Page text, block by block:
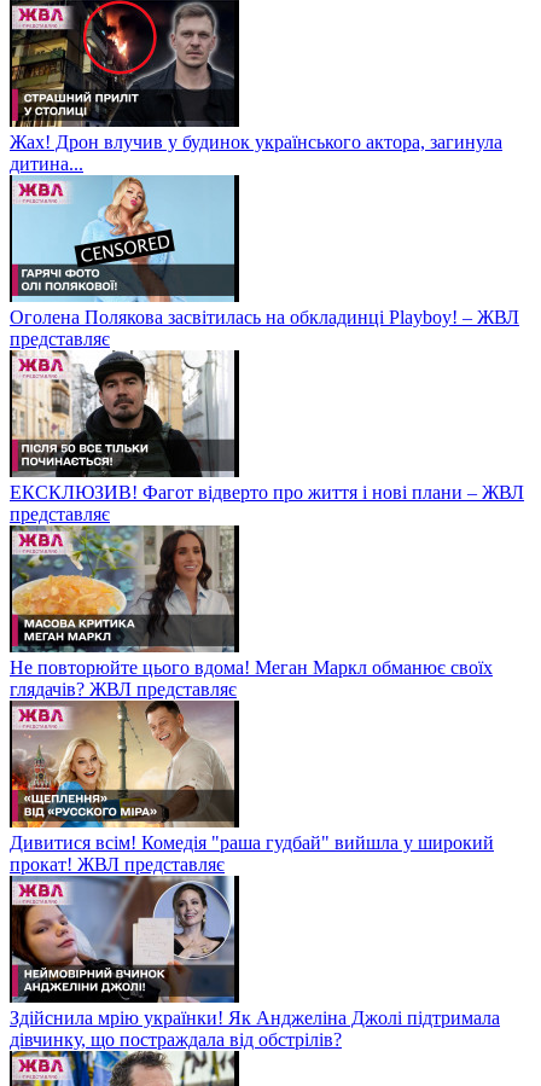
Жах! Дрон влучив у будинок українського актора, загинула
дитина...
Оголена Полякова засвітилась на обкладинці Playboy! – ЖВЛ
представляє
ЕКСКЛЮЗИВ! Фагот відверто про життя і нові плани – ЖВЛ
представляє
Не повторюйте цього вдома! Меган Маркл обманює своїх
глядачів? ЖВЛ представляє
Дивитися всім! Комедія "раша гудбай" вийшла у широкий
прокат! ЖВЛ представляє
Здійснила мрію українки! Як Анджеліна Джолі підтримала
дівчинку, що постраждала від обстрілів?